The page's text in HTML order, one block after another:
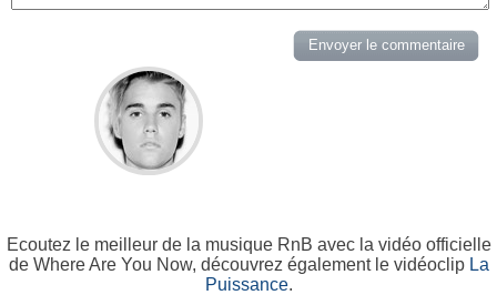
Ecoutez le meilleur de la musique RnB avec la vidéo officielle
de Where Are You Now, découvrez également le vidéoclip La
Puissance.